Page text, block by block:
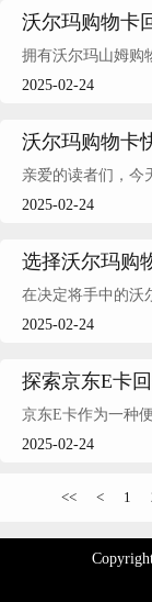
沃尔玛购物卡
拥有沃尔玛山姆购
2025-02-24
沃尔玛购物卡
亲爱的读者们，今
2025-02-24
选择沃尔玛购
在决定将手中的沃
2025-02-24
探索京东E卡
京东E卡作为一种
2025-02-24
<< < 1